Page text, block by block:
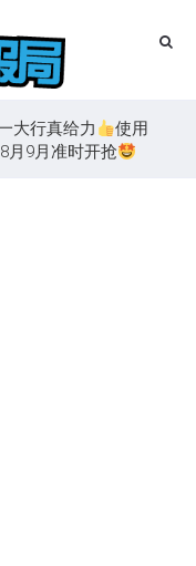
大行真给力
使用
8月9月准时开抢